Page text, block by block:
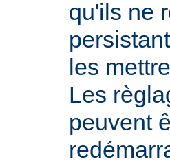
qu'ils ne
les
Les
peuvent